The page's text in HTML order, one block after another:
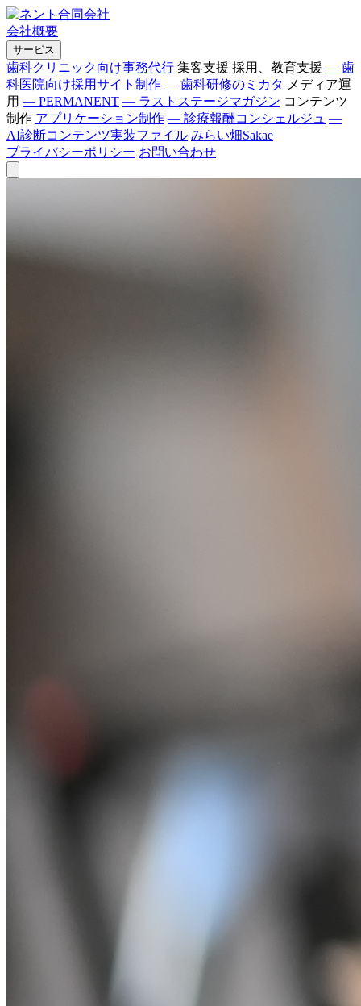
会社概要
サービス
歯科クリニック向け事務代行 集客支援 採用、教育支援 ― 歯
科医院向け採用サイト制作 ― 歯科研修のミカタ メディア運
用 ― PERMANENT ― ラストステージマガジン コンテンツ
制作 アプリケーション制作 ― 診療報酬コンシェルジュ ―
AI診断コンテンツ実装ファイル みらい畑Sakae
プライバシーポリシー お問い合わせ